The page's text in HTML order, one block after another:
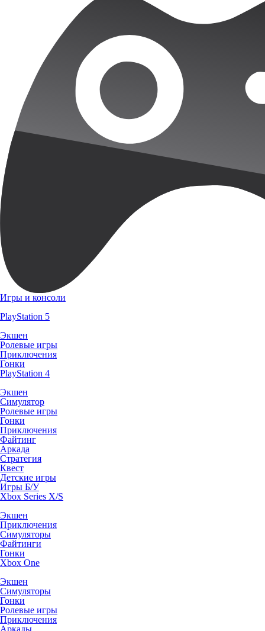
Игры и консоли
PlayStation 5
Экшен
Ролевые игры
Приключения
Гонки
PlayStation 4
Экшен
Симулятор
Ролевые игры
Гонки
Приключения
Файтинг
Аркада
Стратегия
Квест
Детские игры
Игры Б/У
Xbox Series X/S
Экшен
Приключения
Симуляторы
Файтинги
Гонки
Xbox One
Экшен
Симуляторы
Гонки
Ролевые игры
Приключения
Аркады